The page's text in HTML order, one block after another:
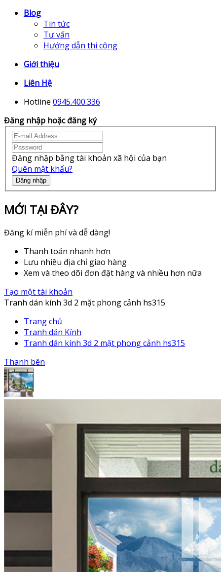
Blog
Tin tức
Tư vấn
Hướng dẫn thi công
Giới thiệu
Liên Hệ
Hotline 0945.400.336
Đăng nhập hoặc đăng ký
Đăng nhập bằng tài khoản xã hội của bạn
Quên mật khẩu?
Đăng nhập
MỚI TẠI ĐÂY?
Đăng kí miễn phí và dễ dàng!
Thanh toán nhanh hơn
Lưu nhiều địa chỉ giao hàng
Xem và theo dõi đơn đặt hàng và nhiều hơn nữa
Tạo một tài khoản
Tranh dán kính 3d 2 mặt phong cảnh hs315
Trang chủ
Tranh dán Kính
Tranh dán kính 3d 2 mặt phong cảnh hs315
Thanh bên